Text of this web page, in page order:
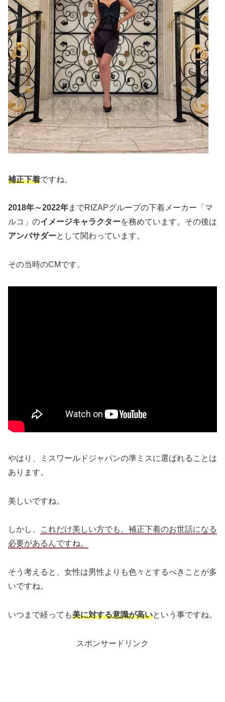
補正下着ですね。
2018年～2022年までRIZAPグループの下着メーカー「マ
ルコ」のイメージキャラクターを務めています。その後は
アンバサダーとして関わっています。
その当時のCMです。
やはり、ミスワールドジャパンの準ミスに選ばれることは
あります。
美しいですね。
しかし、
これだけ美しい方でも、補正下着のお世話になる
必要があるんですね。
そう考えると、女性は男性よりも色々とするべきことが多
いですね。
いつまで経っても美に対する意識が高いという事ですね。
スポンサードリンク